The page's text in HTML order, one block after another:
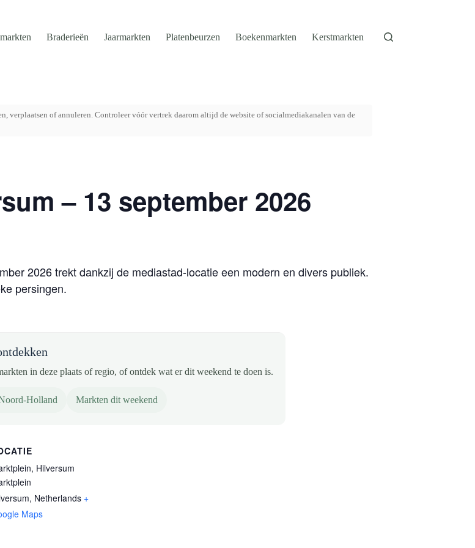
Braderieën Jaarmarkten Platenbeurzen Boekenmarkten Kerstmarkten
verplaatsen of annuleren. Controleer vóór vertrek daarom altijd de website of socialmediakanalen van de
– 13 september 2026
2026 trekt dankzij de mediastad-locatie een modern en divers publiek.
persingen.
in deze plaats of regio, of ontdek wat er dit weekend te doen is.
Holland Markten dit weekend
Hilversum
, Netherlands +
Maps